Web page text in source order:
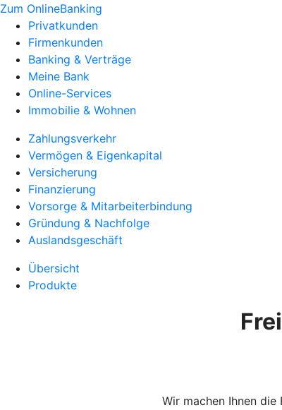
Zum OnlineBanking
Privatkunden
Firmenkunden
Banking & Verträge
Meine Bank
Online-Services
Immobilie & Wohnen
Zahlungsverkehr
Vermögen & Eigenkapital
Versicherung
Finanzierung
Vorsorge & Mitarbeiterbindung
Gründung & Nachfolge
Auslandsgeschäft
Übersicht
Produkte
Wir machen Ihnen